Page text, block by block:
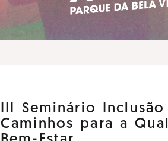
III Seminário
Caminhos para a